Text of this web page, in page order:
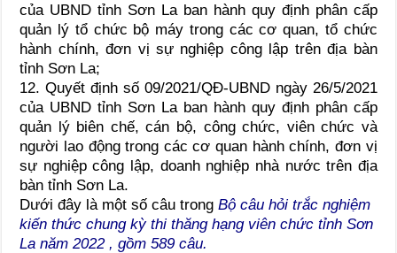
của UBND tỉnh Sơn La ban hành quy định phân cấp
quản lý tổ chức bộ máy trong các cơ quan, tổ chức
hành chính, đơn vị sự nghiệp công lập trên địa bàn
tỉnh Sơn La;
12. Quyết định số 09/2021/QĐ-UBND ngày 26/5/2021
của UBND tỉnh Sơn La ban hành quy định phân cấp
quản lý biên chế, cán bộ, công chức, viên chức và
người lao động trong các cơ quan hành chính, đơn vị
sự nghiệp công lập, doanh nghiệp nhà nước trên địa
bàn tỉnh Sơn La.
Dưới đây là một số câu trongBộ câu hỏi trắc nghiệm
kiến thức chung kỳ thi thăng hạng viên chức tỉnh Sơn
La năm 2022 , gồm 589 câu.